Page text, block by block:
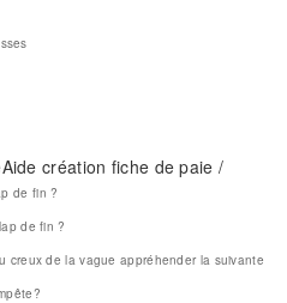
création fiche de paie /
de fin ?
de fin ?
creux de la vague appréhender la suivante